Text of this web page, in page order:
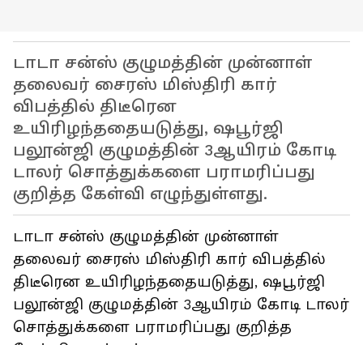
டாடா சன்ஸ் குழுமத்தின் முன்னாள்
தலைவர் சைரஸ் மிஸ்திரி கார்
விபத்தில் திடீரென
உயிரிழந்ததையடுத்து, ஷபூர்ஜி
பலூன்ஜி குழுமத்தின் 3ஆயிரம் கோடி
டாலர் சொத்துக்களை பராமரிப்பது
குறித்த கேள்வி எழுந்துள்ளது.
டாடா சன்ஸ் குழுமத்தின் முன்னாள்
தலைவர் சைரஸ் மிஸ்திரி கார் விபத்தில்
திடீரென உயிரிழந்ததையடுத்து, ஷபூர்ஜி
பலூன்ஜி குழுமத்தின் 3ஆயிரம் கோடி டாலர்
சொத்துக்களை பராமரிப்பது குறித்த